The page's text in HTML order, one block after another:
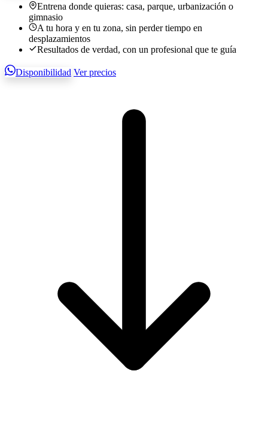
Entrena donde quieras: casa, parque, urbanización o
gimnasio
A tu hora y en tu zona, sin perder tiempo en
desplazamientos
Resultados de verdad, con un profesional que te guía
Disponibilidad Ver precios